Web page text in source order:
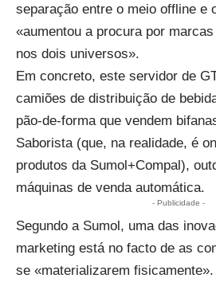
separação entre o meio offline e
«aumentou a procura por
nos dois universos».
Em concreto, este servidor de
camiões de distribuição de
pão-de-forma que vendem
Saborista (que, na realidade, é
produtos da Sumol+Compal),
máquinas de venda automática.
- Publicidade -
Segundo a Sumol, uma das
marketing está no facto de as
se «materializarem